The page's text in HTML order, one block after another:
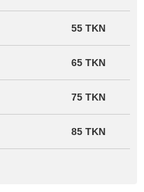
55 TKN
65 TKN
75 TKN
85 TKN